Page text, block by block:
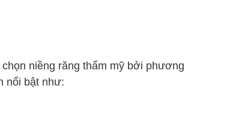
niềng răng thẩm mỹ bởi phương
nổi bật như: